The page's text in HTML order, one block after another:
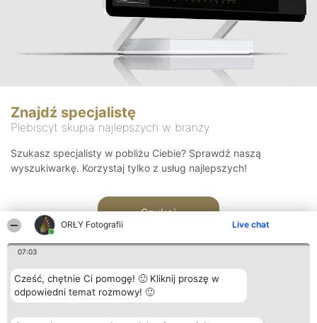
ORŁY Fotografii Live chat
07:03
Cześć, chętnie Ci pomogę! 🙂 Kliknij proszę w
odpowiedni temat rozmowy! 🙂
Znajdź specjalistę
Plebiscyt skupia najlepszych w branży
Szukasz specjalisty w pobliżu Ciebie? Sprawdź naszą
wyszukiwarkę. Korzystaj tylko z usług najlepszych!
Szukaj
Organizator plebiscytu Plebiscyt Kontakt